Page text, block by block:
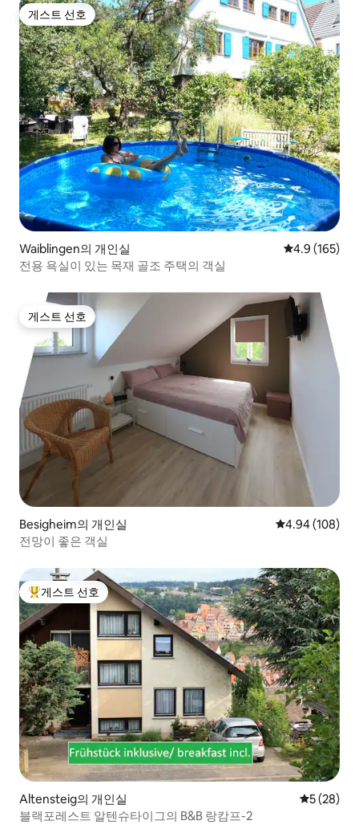
게스트 선호
게스트 선호
Waiblingen의 개인실 평점 4.9점(5
4.9 (165)
전용 욕실이 있는 목재 골조 주택의 객실
게스트 선호
게스트 선호
Besigheim의 개인실 평점 4.94점(5
4.94 (108)
전망이 좋은 객실
상위 게스트 선호
게스트 선호
Altensteig의 개인실 평점 5점(5
5 (28)
블랙포레스트 알텐슈타이그의 B&B 랑캄프-2